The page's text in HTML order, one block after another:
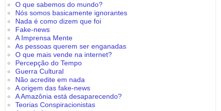
O que sabemos do mundo?
Nós somos basicamente ignorantes
Nada é como dizem que foi
Fake-news
A Imprensa Mente
As pessoas querem ser enganadas
O que mais vende na internet?
Percepção do Tempo
Guerra Cultural
Não acredite em nada
A origem das fake-news
A Amazônia está desaparecendo?
Teorias Conspiracionistas